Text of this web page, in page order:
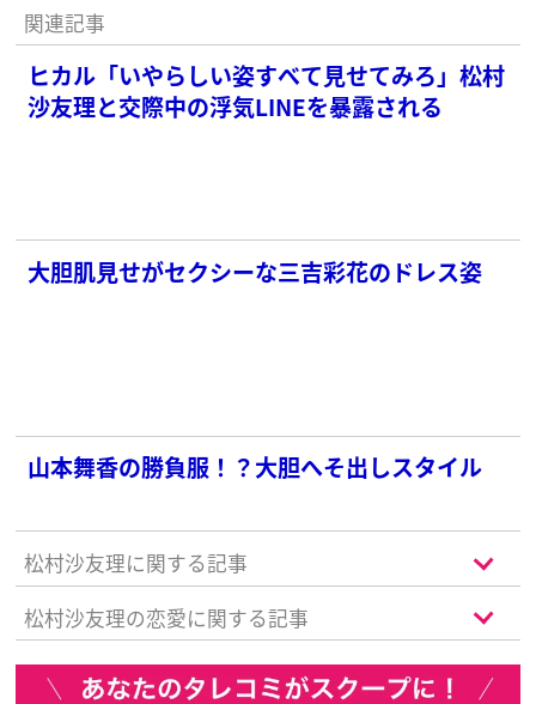
関連記事
ヒカル「いやらしい姿すべて見せてみろ」松村
沙友理と交際中の浮気LINEを暴露される
大胆肌見せがセクシーな三吉彩花のドレス姿
山本舞香の勝負服！？大胆へそ出しスタイル
松村沙友理に関する記事
松村沙友理の恋愛に関する記事